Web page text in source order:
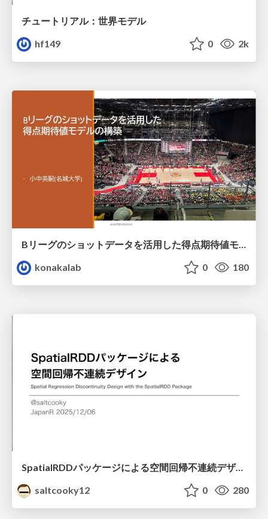
チュートリアル：世界モデル
hf149
0 2k
konakalab
0 180
SpatialRDDパッケージによる空間回帰不連続デザイン
saltcooky12
0 280